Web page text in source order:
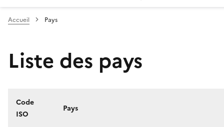
Accueil Pays
Liste des pays
Code
ISO
Pays